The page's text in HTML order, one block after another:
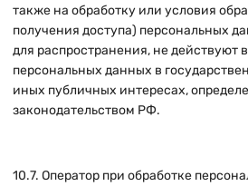
также на обработку или условия
получения доступа) персональных
для распространения, не действуют
персональных данных в
иных публичных интересах,
законодательством РФ.
10.7. Оператор при обработке